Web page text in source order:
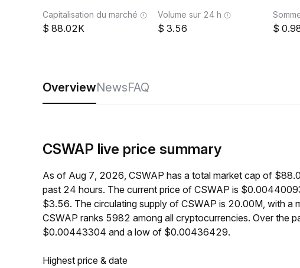
Capitalisation du marché
88.02K
Volume sur 24 h
3.56
OverviewNewsFAQ
CSWAP live price summary
As of Aug 7, 2026, CSWAP has a total market cap of
past 24 hours. The current price of CSWAP is
$3.56. The circulating supply of CSWAP is 20.00M, with a
CSWAP ranks 5982 among all cryptocurrencies. Over the
$0.00443304 and a low of $0.00436429.
Highest price & date